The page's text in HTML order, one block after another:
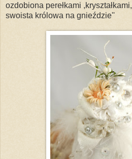
ozdobiona perełkami
swoista królowa na gnieździe''